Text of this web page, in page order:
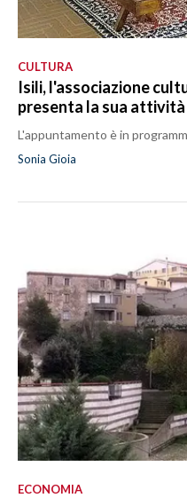
CULTURA
Isili, l'associazione
presenta la sua attività
L'appuntamento è in
Sonia Gioia
ECONOMIA